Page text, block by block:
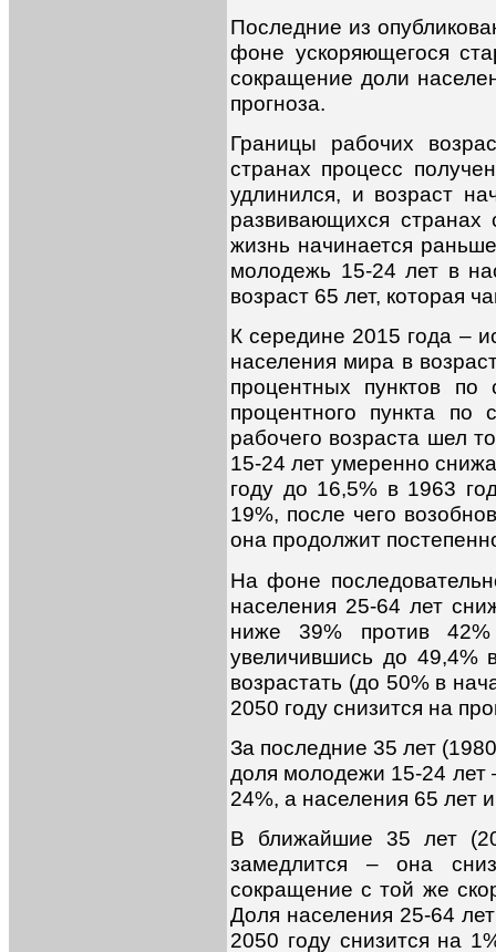
Последние из
фоне ускоряющегося
сокращение доли
прогноза.
Границы рабочих
странах процесс
удлинился, и возраст
развивающихся странах
жизнь начинается
молодежь 15-24 лет в
возраст 65 лет, которая
К середине 2015 года –
населения мира в
процентных пунктов
процентного пункта
рабочего возраста шел
15-24 лет умеренно
году до 16,5% в 1963
19%, после чего
она продолжит
На фоне
населения 25-64 лет
ниже 39% против
увеличившись до 49,4%
возрастать (до 50% в
2050 году снизится на
За последние 35 лет
доля молодежи 15-24 лет
24%, а населения 65 лет
В ближайшие 35 лет
замедлится – она
сокращение с той же
Доля населения 25-64
2050 году снизится на